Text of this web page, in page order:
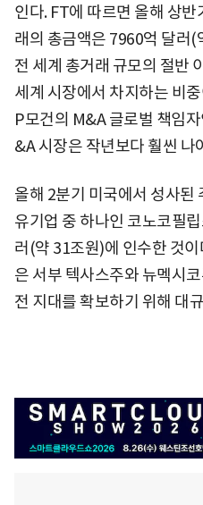
인다. FT에 따르면 올해 상
래의 총금액은 7960억 달러
전 세계 총거래 규모의 절반
세계 시장에서 차지하는 비
P모건의 M&A 글로벌 책임
&A 시장은 작년보다 훨씬
올해 2분기 미국에서 성사된
유기업 중 하나인 코노코필
러(약 31조원)에 인수한 것
은 서부 텍사스주와 뉴멕시
전 지대를 확보하기 위해 대